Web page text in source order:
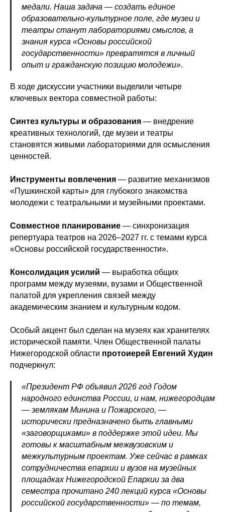
медали. Наша задача — создать единое
образовательно-культурное поле, где музеи и
театры станут лабораториями смыслов, а
знания курса «Основы российской
государственности» превратятся в личный
опыт и гражданскую позицию молодежи».
В ходе дискуссии участники выделили четыре
ключевых вектора совместной работы:
Синтез культуры и образования — внедрение
креативных технологий, где музеи и театры
становятся живыми лабораториями для осмысления
ценностей.
Инструменты вовлечения — развитие механизмов
«Пушкинской карты» для глубокого знакомства
молодежи с театральными и музейными проектами.
Совместное планирование — синхронизация
репертуара театров на 2026–2027 гг. с темами курса
«Основы российской государственности».
Консолидация усилий — выработка общих
программ между музеями, вузами и Общественной
палатой для укрепления связей между
академическим знанием и культурным кодом.
Особый акцент был сделан на музеях как хранителях
исторической памяти. Член Общественной палаты
Нижегородской области протоиерей Евгений Худин
подчеркнул:
«Президент РФ объявил 2026 год Годом
народного единства России, и нам, нижегородцам
— землякам Минина и Пожарского, —
исторически предназначено быть главными
«заговорщиками» в поддержке этой идеи. Мы
готовы к масштабным межвузовским и
межкультурным проектам. Уже сейчас в рамках
сотрудничества епархии и вузов на музейных
площадках Нижегородской Епархии за два
семестра прочитано 240 лекций курса «Основы
российской государственности» — по темам,